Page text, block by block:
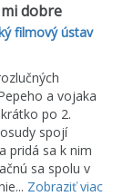
dobre
filmový ústav
a vojaka
po 2.
spojí
pridá sa k nim
sa spolu v
Zobraziť viac